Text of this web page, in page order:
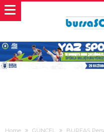
Home GÜNCEL BURFAŞ